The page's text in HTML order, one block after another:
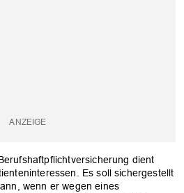
dient
Es soll sichergestellt
wenn er wegen eines